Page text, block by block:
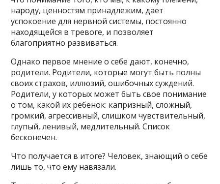
народу, ценностям принадлежим, дает
успокоение для нервной системы, постоянно
находящейся в тревоге, и позволяет
благоприятно развиваться.
Однако первое мнение о себе дают, конечно,
родители. Родители, которые могут быть полны
своих страхов, иллюзий, ошибочных суждений.
Родители, у которых может быть свое понимание
о том, какой их ребенок: капризный, сложный,
громкий, агрессивный, слишком чувствительный,
глупый, ленивый, медлительный. Список
бесконечен.
Что получается в итоге? Человек, знающий о себе
лишь то, что ему навязали.